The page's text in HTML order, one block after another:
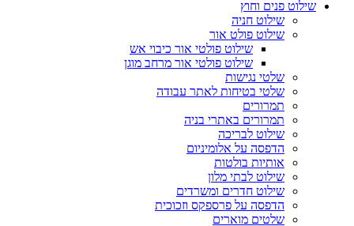
שילוט פנים וחוץ
שילוט חניה
שילוט פולט אור
שילוט פולטי אור כיבוי אש
שילוט פולטי אור מרחב מוגן
שלטי נגישות
שלטי בטיחות לאתר עבודה
תמרורים
תמרורים באתרי בניה
שילוט לבריכה
הדפסה על אלומיניום
אותיות בולטות
שילוט לבתי מלון
שילוט חדרים ומשרדים
הדפסה על פרספקס וזכוכית
שלטים מוארים